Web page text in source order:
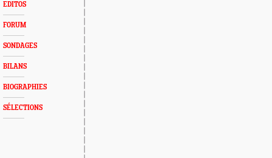
EDITOS
FORUM
SONDAGES
BILANS
BIOGRAPHIES
SÉLECTIONS